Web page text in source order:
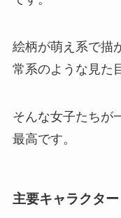
絵柄が萌え系で描
常系のような見た
そんな女子たちが
最高です。
主要キャラクター